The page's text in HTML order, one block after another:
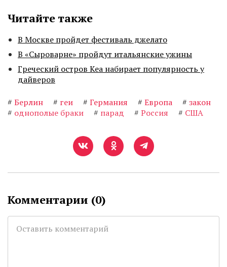
Читайте также
В Москве пройдет фестиваль джелато
В «Сыроварне» пройдут итальянские ужины
Греческий остров Кеа набирает популярность у
дайверов
# Берлин # геи # Германия # Европа # закон
# однополые браки # парад # Россия # США
Комментарии (0)